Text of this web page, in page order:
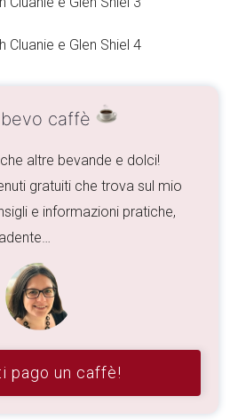
caffè
altre bevande e dolci!
gratuiti che trova sul mio
e informazioni pratiche,
pago un caffè!